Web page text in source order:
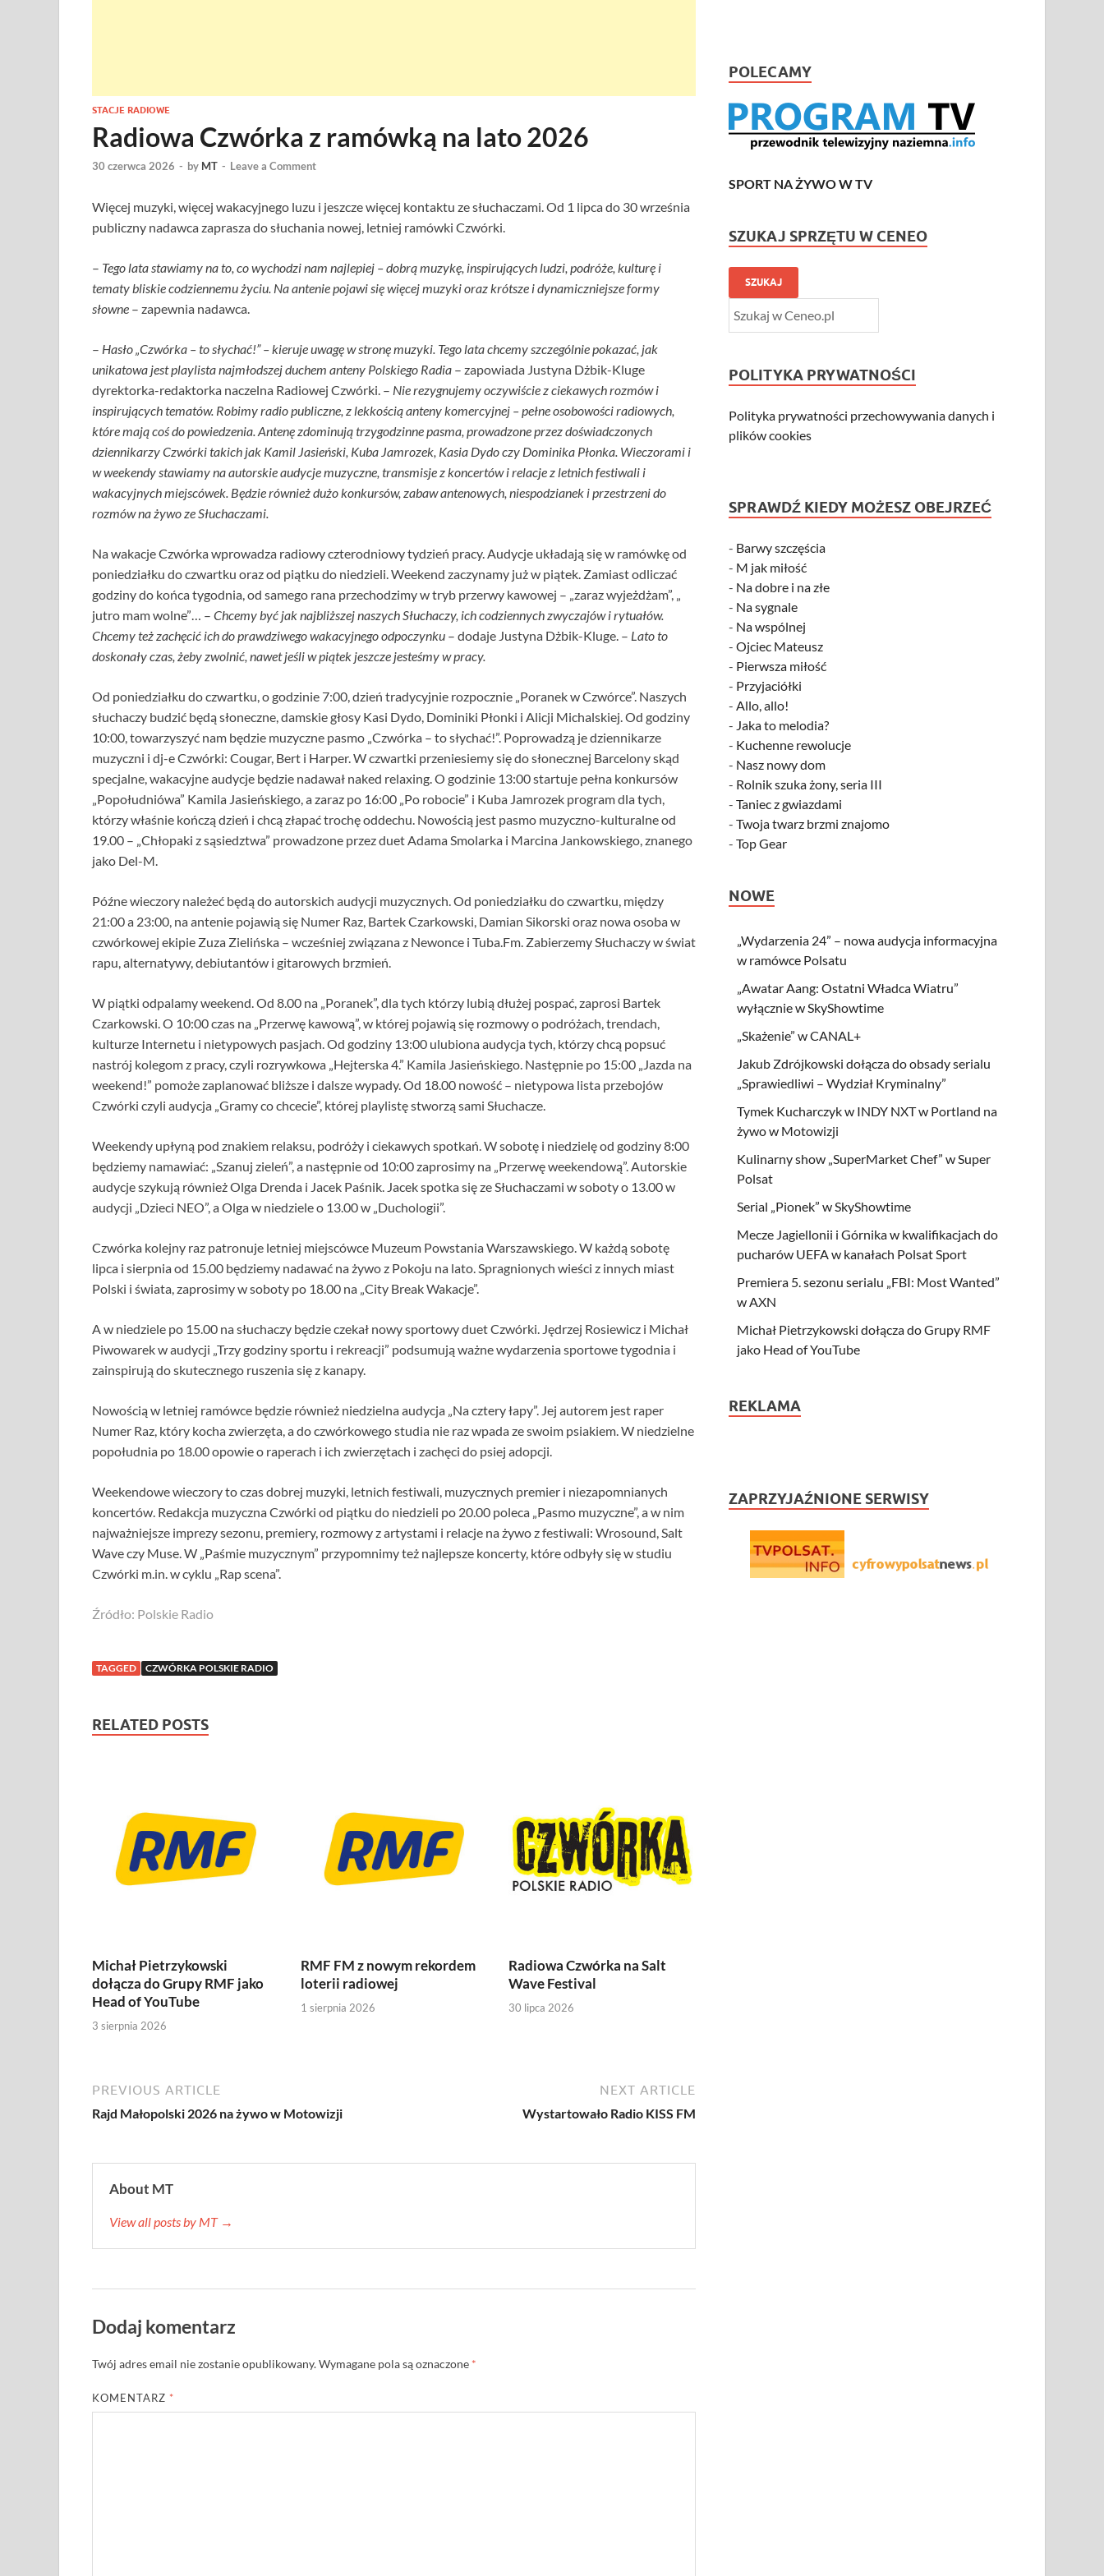
STACJE RADIOWE
Radiowa Czwórka z ramówką na lato 2026
30 czerwca 2026 - by MT - Leave a Comment
Więcej muzyki, więcej wakacyjnego luzu i jeszcze więcej kontaktu ze słuchaczami. Od 1 lipca do 30 września
publiczny nadawca zaprasza do słuchania nowej, letniej ramówki Czwórki.
– Tego lata stawiamy na to, co wychodzi nam najlepiej – dobrą muzykę, inspirujących ludzi, podróże, kulturę i
tematy bliskie codziennemu życiu. Na antenie pojawi się więcej muzyki oraz krótsze i dynamiczniejsze formy
słowne – zapewnia nadawca.
– Hasło „Czwórka – to słychać!” – kieruje uwagę w stronę muzyki. Tego lata chcemy szczególnie pokazać, jak
unikatowa jest playlista najmłodszej duchem anteny Polskiego Radia – zapowiada Justyna Dżbik-Kluge
dyrektorka-redaktorka naczelna Radiowej Czwórki. – Nie rezygnujemy oczywiście z ciekawych rozmów i
inspirujących tematów. Robimy radio publiczne, z lekkością anteny komercyjnej – pełne osobowości radiowych,
które mają coś do powiedzenia. Antenę zdominują trzygodzinne pasma, prowadzone przez doświadczonych
dziennikarzy Czwórki takich jak Kamil Jasieński, Kuba Jamrozek, Kasia Dydo czy Dominika Płonka. Wieczorami i
w weekendy stawiamy na autorskie audycje muzyczne, transmisje z koncertów i relacje z letnich festiwali i
wakacyjnych miejscówek. Będzie również dużo konkursów, zabaw antenowych, niespodzianek i przestrzeni do
rozmów na żywo ze Słuchaczami.
Na wakacje Czwórka wprowadza radiowy czterodniowy tydzień pracy. Audycje układają się w ramówkę od
poniedziałku do czwartku oraz od piątku do niedzieli. Weekend zaczynamy już w piątek. Zamiast odliczać
godziny do końca tygodnia, od samego rana przechodzimy w tryb przerwy kawowej – „zaraz wyjeżdżam”, „
jutro mam wolne”… – Chcemy być jak najbliższej naszych Słuchaczy, ich codziennych zwyczajów i rytuałów.
Chcemy też zachęcić ich do prawdziwego wakacyjnego odpoczynku – dodaje Justyna Dżbik-Kluge. – Lato to
doskonały czas, żeby zwolnić, nawet jeśli w piątek jeszcze jesteśmy w pracy.
Od poniedziałku do czwartku, o godzinie 7:00, dzień tradycyjnie rozpocznie „Poranek w Czwórce”. Naszych
słuchaczy budzić będą słoneczne, damskie głosy Kasi Dydo, Dominiki Płonki i Alicji Michalskiej. Od godziny
10:00, towarzyszyć nam będzie muzyczne pasmo „Czwórka – to słychać!”. Poprowadzą je dziennikarze
muzyczni i dj-e Czwórki: Cougar, Bert i Harper. W czwartki przeniesiemy się do słonecznej Barcelony skąd
specjalne, wakacyjne audycje będzie nadawał naked relaxing. O godzinie 13:00 startuje pełna konkursów
„Popołudniówa” Kamila Jasieńskiego, a zaraz po 16:00 „Po robocie” i Kuba Jamrozek program dla tych,
którzy właśnie kończą dzień i chcą złapać trochę oddechu. Nowością jest pasmo muzyczno-kulturalne od
19.00 – „Chłopaki z sąsiedztwa” prowadzone przez duet Adama Smolarka i Marcina Jankowskiego, znanego
jako Del-M.
Późne wieczory należeć będą do autorskich audycji muzycznych. Od poniedziałku do czwartku, między
21:00 a 23:00, na antenie pojawią się Numer Raz, Bartek Czarkowski, Damian Sikorski oraz nowa osoba w
czwórkowej ekipie Zuza Zielińska – wcześniej związana z Newonce i Tuba.Fm. Zabierzemy Słuchaczy w świat
rapu, alternatywy, debiutantów i gitarowych brzmień.
W piątki odpalamy weekend. Od 8.00 na „Poranek”, dla tych którzy lubią dłużej pospać, zaprosi Bartek
Czarkowski. O 10:00 czas na „Przerwę kawową”, w której pojawią się rozmowy o podróżach, trendach,
kulturze Internetu i nietypowych pasjach. Od godziny 13:00 ulubiona audycja tych, którzy chcą popsuć
nastrój kolegom z pracy, czyli rozrywkowa „Hejterska 4.” Kamila Jasieńskiego. Następnie po 15:00 „Jazda na
weekend!” pomoże zaplanować bliższe i dalsze wypady. Od 18.00 nowość – nietypowa lista przebojów
Czwórki czyli audycja „Gramy co chcecie”, której playlistę stworzą sami Słuchacze.
Weekendy upłyną pod znakiem relaksu, podróży i ciekawych spotkań. W sobotę i niedzielę od godziny 8:00
będziemy namawiać: „Szanuj zieleń”, a następnie od 10:00 zaprosimy na „Przerwę weekendową”. Autorskie
audycje szykują również Olga Drenda i Jacek Paśnik. Jacek spotka się ze Słuchaczami w soboty o 13.00 w
audycji „Dzieci NEO”, a Olga w niedziele o 13.00 w „Duchologii”.
Czwórka kolejny raz patronuje letniej miejscówce Muzeum Powstania Warszawskiego. W każdą sobotę
lipca i sierpnia od 15.00 będziemy nadawać na żywo z Pokoju na lato. Spragnionych wieści z innych miast
Polski i świata, zaprosimy w soboty po 18.00 na „City Break Wakacje”.
A w niedziele po 15.00 na słuchaczy będzie czekał nowy sportowy duet Czwórki. Jędrzej Rosiewicz i Michał
Piwowarek w audycji „Trzy godziny sportu i rekreacji” podsumują ważne wydarzenia sportowe tygodnia i
zainspirują do skutecznego ruszenia się z kanapy.
Nowością w letniej ramówce będzie również niedzielna audycja „Na cztery łapy”. Jej autorem jest raper
Numer Raz, który kocha zwierzęta, a do czwórkowego studia nie raz wpada ze swoim psiakiem. W niedzielne
popołudnia po 18.00 opowie o raperach i ich zwierzętach i zachęci do psiej adopcji.
Weekendowe wieczory to czas dobrej muzyki, letnich festiwali, muzycznych premier i niezapomnianych
koncertów. Redakcja muzyczna Czwórki od piątku do niedzieli po 20.00 poleca „Pasmo muzyczne”, a w nim
najważniejsze imprezy sezonu, premiery, rozmowy z artystami i relacje na żywo z festiwali: Wrosound, Salt
Wave czy Muse. W „Paśmie muzycznym” przypomnimy też najlepsze koncerty, które odbyły się w studiu
Czwórki m.in. w cyklu „Rap scena”.
Źródło: Polskie Radio
TAGGED CZWÓRKA POLSKIE RADIO
RELATED POSTS
Michał Pietrzykowski
dołącza do Grupy RMF jako
Head of YouTube
3 sierpnia 2026
RMF FM z nowym rekordem
loterii radiowej
1 sierpnia 2026
Radiowa Czwórka na Salt
Wave Festival
30 lipca 2026
PREVIOUS ARTICLE
Rajd Małopolski 2026 na żywo w Motowizji
NEXT ARTICLE
Wystartowało Radio KISS FM
About MT
View all posts by MT →
Dodaj komentarz
Twój adres email nie zostanie opublikowany.Wymagane pola są oznaczone *
KOMENTARZ *
POLECAMY
SPORT NA ŻYWO W TV
SZUKAJ SPRZĘTU W CENEO
SZUKAJ
POLITYKA PRYWATNOŚCI
Polityka prywatności przechowywania danych i
plików cookies
SPRAWDŹ KIEDY MOŻESZ OBEJRZEĆ
- Barwy szczęścia
- M jak miłość
- Na dobre i na złe
- Na sygnale
- Na wspólnej
-Ojciec Mateusz
- Pierwsza miłość
- Przyjaciółki
-Allo, allo!
- Jaka to melodia?
- Kuchenne rewolucje
- Nasz nowy dom
- Rolnik szuka żony, seria III
-Taniec z gwiazdami
-Twoja twarz brzmi znajomo
-Top Gear
NOWE
„Wydarzenia 24” – nowa audycja informacyjna
w ramówce Polsatu
„Awatar Aang: Ostatni Władca Wiatru”
wyłącznie w SkyShowtime
„Skażenie” w CANAL+
Jakub Zdrójkowski dołącza do obsady serialu
„Sprawiedliwi – Wydział Kryminalny”
Tymek Kucharczyk w INDY NXT w Portland na
żywo w Motowizji
Kulinarny show „SuperMarket Chef” w Super
Polsat
Serial „Pionek” w SkyShowtime
Mecze Jagiellonii i Górnika w kwalifikacjach do
pucharów UEFA w kanałach Polsat Sport
Premiera 5. sezonu serialu „FBI: Most Wanted”
w AXN
Michał Pietrzykowski dołącza do Grupy RMF
jako Head of YouTube
REKLAMA
ZAPRZYJAŹNIONE SERWISY